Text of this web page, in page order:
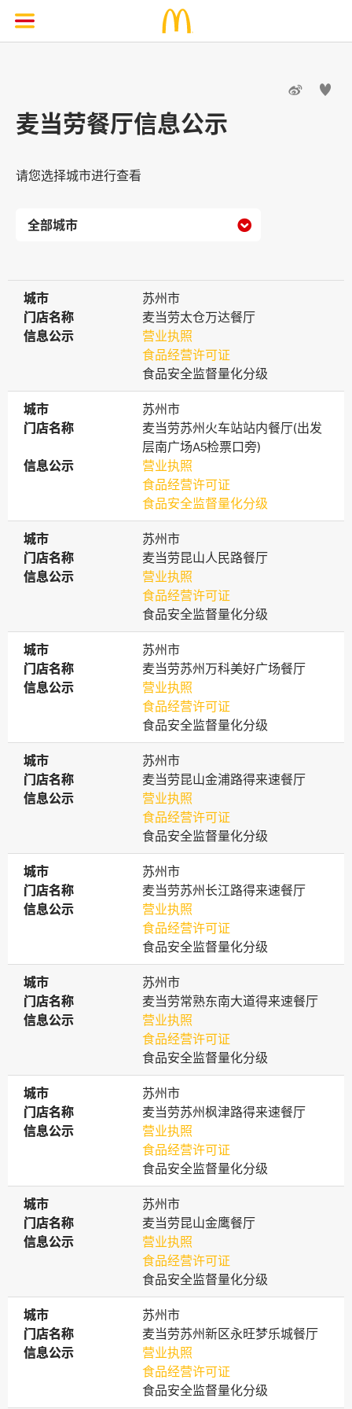
 
麦当劳餐厅信息公示
请您选择城市进行查看

城市
城市
苏州市
门店名称
门店名称
麦当劳太仓万达餐厅
信息公示
信息公示
营业执照
食品经营许可证
食品安全监督量化分级
城市
城市
苏州市
门店名称
门店名称
麦当劳苏州火车站站内餐厅(出发
层南广场A5检票口旁)
信息公示
信息公示
营业执照
食品经营许可证
食品安全监督量化分级
城市
城市
苏州市
门店名称
门店名称
麦当劳昆山人民路餐厅
信息公示
信息公示
营业执照
食品经营许可证
食品安全监督量化分级
城市
城市
苏州市
门店名称
门店名称
麦当劳苏州万科美好广场餐厅
信息公示
信息公示
营业执照
食品经营许可证
食品安全监督量化分级
城市
城市
苏州市
门店名称
门店名称
麦当劳昆山金浦路得来速餐厅
信息公示
信息公示
营业执照
食品经营许可证
食品安全监督量化分级
城市
城市
苏州市
门店名称
门店名称
麦当劳苏州长江路得来速餐厅
信息公示
信息公示
营业执照
食品经营许可证
食品安全监督量化分级
城市
城市
苏州市
门店名称
门店名称
麦当劳常熟东南大道得来速餐厅
信息公示
信息公示
营业执照
食品经营许可证
食品安全监督量化分级
城市
城市
苏州市
门店名称
门店名称
麦当劳苏州枫津路得来速餐厅
信息公示
信息公示
营业执照
食品经营许可证
食品安全监督量化分级
城市
城市
苏州市
门店名称
门店名称
麦当劳昆山金鹰餐厅
信息公示
信息公示
营业执照
食品经营许可证
食品安全监督量化分级
城市
城市
苏州市
门店名称
门店名称
麦当劳苏州新区永旺梦乐城餐厅
信息公示
信息公示
营业执照
食品经营许可证
食品安全监督量化分级